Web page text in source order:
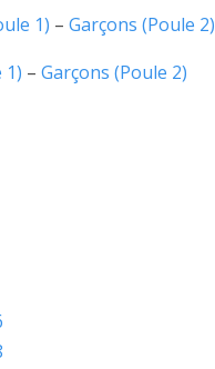
1) – Garçons (Poule 2)
1) – Garçons (Poule 2)